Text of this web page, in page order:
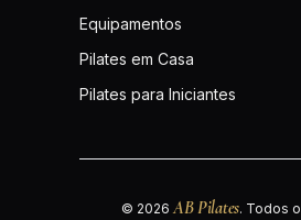
Equipamentos
Pilates em Casa
Pilates para Iniciantes
© 2026AB Pilates. Todos